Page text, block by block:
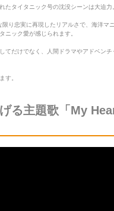
たタイタニック号の沈没シーンは大迫力
り忠実に再現したリアルさで、海洋マ
ニック愛が感じられます。
てだけでなく、人間ドラマやアドベン
す。
る主題歌「My